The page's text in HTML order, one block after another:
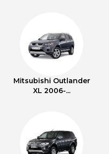
Mitsubishi Outlander
XL 2006-...